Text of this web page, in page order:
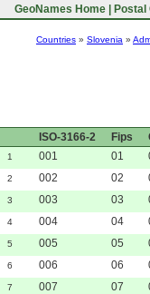
GeoNames Home Postal
Countries » Slovenia »
ISO-3166-2 Fips
1 001 01
2 002 02
3 003 03
4 004 04
5 005 05
6 006 06
7 007 07